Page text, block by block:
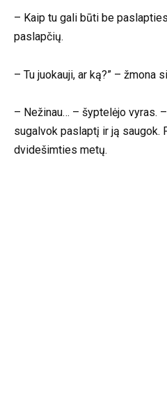
– Kaip tu gali būti be
paslapčių.
– Tu juokauji, ar ką?” – žmona
– Nežinau… – šyptelėjo vyras.
sugalvok paslaptį ir ją saugok.
dvidešimties metų.